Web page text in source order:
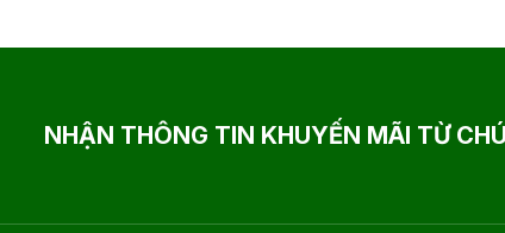
NHẬN THÔNG TIN KHUYẾN MÃI TỪ